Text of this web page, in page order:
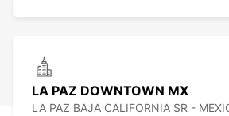
LA PAZ DOWNTOWN MX
LA PAZ BAJA CALIFORNIA SR -